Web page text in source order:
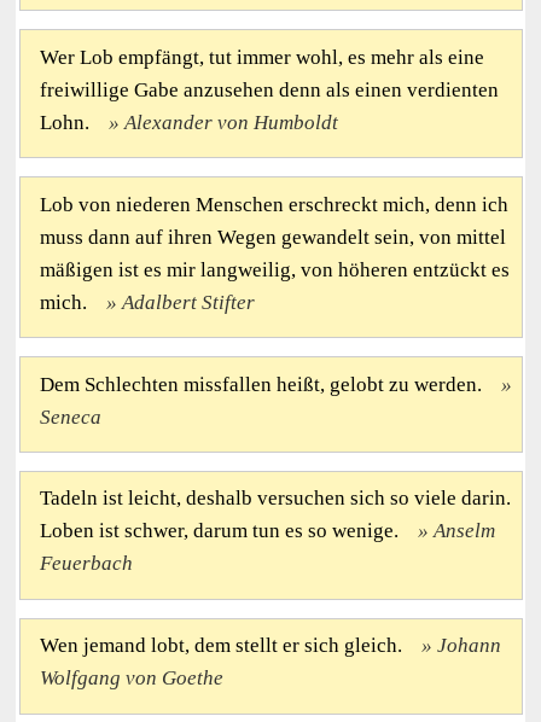
Wer Lob empfängt, tut immer wohl, es mehr als eine
freiwillige Gabe anzusehen denn als einen verdienten
Lohn.
Alexander von Humboldt
Lob von niederen Menschen erschreckt mich, denn ich
muss dann auf ihren Wegen gewandelt sein, von mittel
mäßigen ist es mir langweilig, von höheren entzückt es
mich.
Adalbert Stifter
Dem Schlechten missfallen heißt, gelobt zu werden.
Seneca
Tadeln ist leicht, deshalb versuchen sich so viele darin.
Loben ist schwer, darum tun es so wenige.
Anselm
Feuerbach
Wen jemand lobt, dem stellt er sich gleich.
Johann
Wolfgang von Goethe